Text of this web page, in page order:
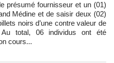
présumé fournisseur et un (01)
Médine et de saisir deux (02)
noirs d’une contre valeur de
total, 06 individus ont été
cours...